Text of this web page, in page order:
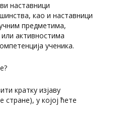
наставници
као и наставници
предметима,
активностима
ученика.
кратку изјаву
стране), у којој ћете